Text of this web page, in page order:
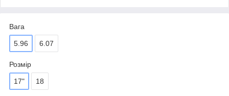
Вага
5.96 6.07
Розмір
17" 18